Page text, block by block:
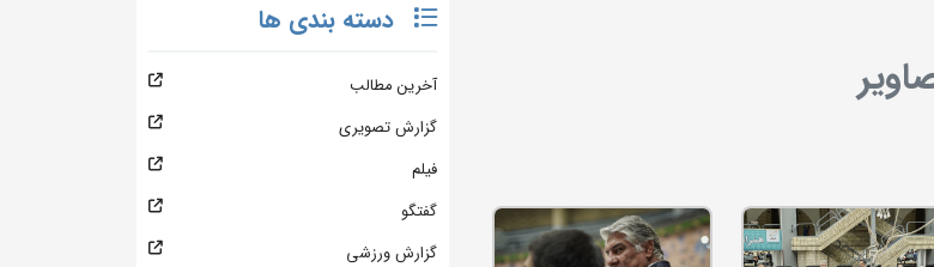
دسته بندی ها
آخرین مطالب
گزارش تصویری
فیلم
گفتگو
گزارش ورزشی